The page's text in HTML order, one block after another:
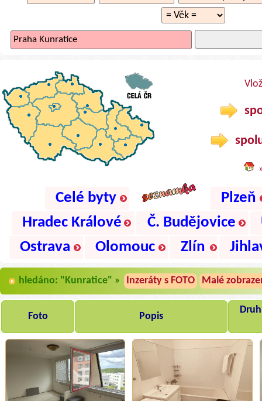
Celé byty
Plzeň
Hradec Králové
Č. Budějovice
Ostrava
Olomouc Zlín
hledáno: "Kunratice" » Inzeráty s FOTO Malé
Foto Popis